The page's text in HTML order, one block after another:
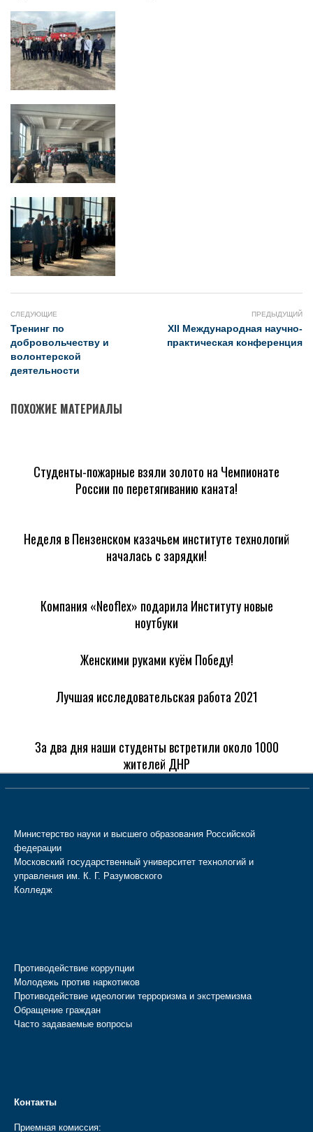
СЛЕДУЮЩИЕ
Тренинг по
добровольчеству и
волонтерской
деятельности
ПРЕДЫДУЩИЙ
XII Международная научно-
практическая конференция
ПОХОЖИЕ МАТЕРИАЛЫ
Студенты-пожарные взяли золото на Чемпионате
России по перетягиванию каната!
Неделя в Пензенском казачьем институте технологий
началась с зарядки!
Компания «Neoflex» подарила Институту новые
ноутбуки
Женскими руками куём Победу!
Лучшая исследовательская работа 2021
За два дня наши студенты встретили около 1000
жителей ДНР
Министерство науки и высшего образования Российской
федерации
Московский государственный университет технологий и
управления им. К. Г. Разумовского
Колледж
Противодействие коррупции
Молодежь против наркотиков
Противодействие идеологии терроризма и экстремизма
Обращение граждан
Часто задаваемые вопросы
Контакты
Приемная комиссия: